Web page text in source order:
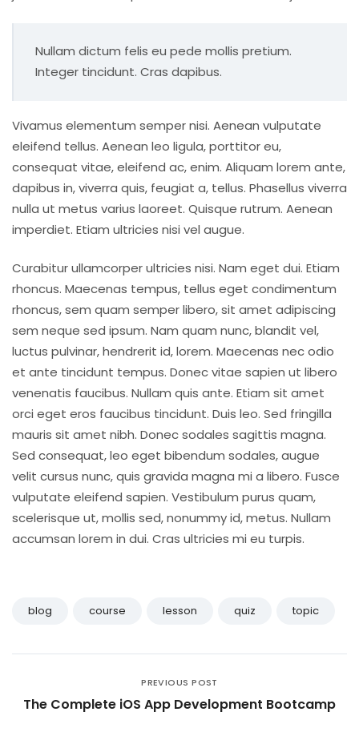
Nullam dictum felis eu pede mollis pretium.
Integer tincidunt. Cras dapibus.
Vivamus elementum semper nisi. Aenean vulputate
eleifend tellus. Aenean leo ligula, porttitor eu,
consequat vitae, eleifend ac, enim. Aliquam lorem ante,
dapibus in, viverra quis, feugiat a, tellus. Phasellus viverra
nulla ut metus varius laoreet. Quisque rutrum. Aenean
imperdiet. Etiam ultricies nisi vel augue.
Curabitur ullamcorper ultricies nisi. Nam eget dui. Etiam
rhoncus. Maecenas tempus, tellus eget condimentum
rhoncus, sem quam semper libero, sit amet adipiscing
sem neque sed ipsum. Nam quam nunc, blandit vel,
luctus pulvinar, hendrerit id, lorem. Maecenas nec odio
et ante tincidunt tempus. Donec vitae sapien ut libero
venenatis faucibus. Nullam quis ante. Etiam sit amet
orci eget eros faucibus tincidunt. Duis leo. Sed fringilla
mauris sit amet nibh. Donec sodales sagittis magna.
Sed consequat, leo eget bibendum sodales, augue
velit cursus nunc, quis gravida magna mi a libero. Fusce
vulputate eleifend sapien. Vestibulum purus quam,
scelerisque ut, mollis sed, nonummy id, metus. Nullam
accumsan lorem in dui. Cras ultricies mi eu turpis.
blog course lesson quiz topic
PREVIOUS POST
The Complete iOS App Development Bootcamp